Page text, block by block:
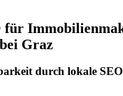
für
Graz
durch lokale